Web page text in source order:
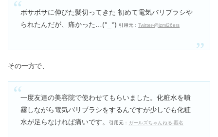
ボサボサに伸びた髪切ってきた 初めて電気バリブラシや
られたんだが、痛かった…(°_°) 引用元：Twitter-@izml26ers
その一方で、
一度友達の美容院で使わせてもらいました。化粧水を噴
霧しながら電気バリブラシをするんですが少しでも化粧
水が足らなければ痛いです。
引用元： ガールズちゃんねる-匿名